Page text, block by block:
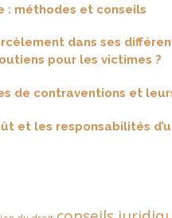
: méthodes et conseils
dans ses
pour les victimes ?
de contraventions et
et les responsabilités